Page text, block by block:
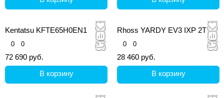
Kentatsu KFTE65H0EN1
0 0
72 690 руб.
В корзину
Rhoss YARDY EV3 IXP 2T 15
0 0
28 460 руб.
В корзину